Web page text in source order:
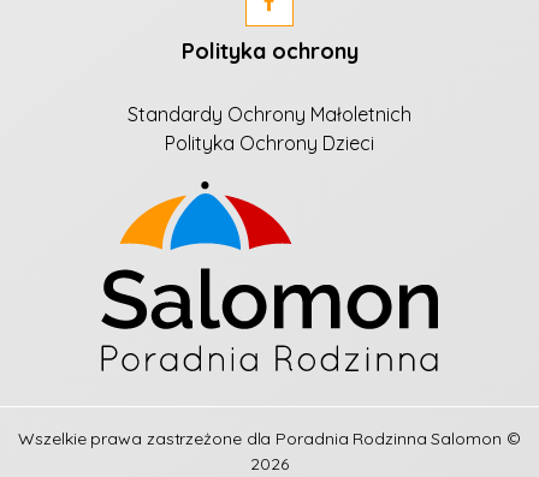
Polityka ochrony
Standardy Ochrony Małoletnich
Polityka Ochrony Dzieci
Wszelkie prawa zastrzeżone dla Poradnia Rodzinna Salomon ©
2026